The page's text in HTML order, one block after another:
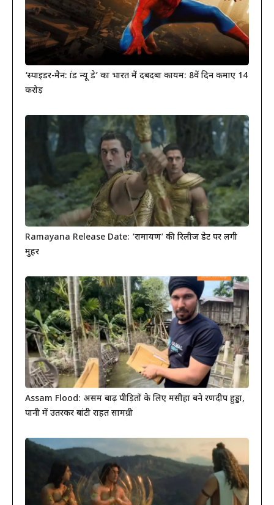
‘स्पाइडर-मैन: ब्रांड न्यू डे’ का भारत में दबदबा कायम: 8वें दिन कमाए 14
करोड़
Ramayana Release Date: ‘रामायण’ की रिलीज डेट पर लगी
मुहर
Assam Flood: असम बाढ़ पीड़ितों के लिए मसीहा बने रणदीप हुड्डा,
पानी में उतरकर बांटी राहत सामग्री